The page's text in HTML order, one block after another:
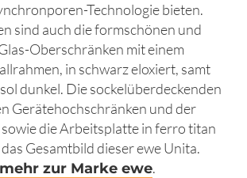
Technologie bieten.
sind auch die formschönen und
Oberschränken mit einem
in schwarz eloxiert, samt
dunkel. Die sockelüberdeckenden
Gerätehochschränken und der
die Arbeitsplatte in ferro titan
Gesamtbild dieser ewe Unita.
mehr zur Marke ewe.